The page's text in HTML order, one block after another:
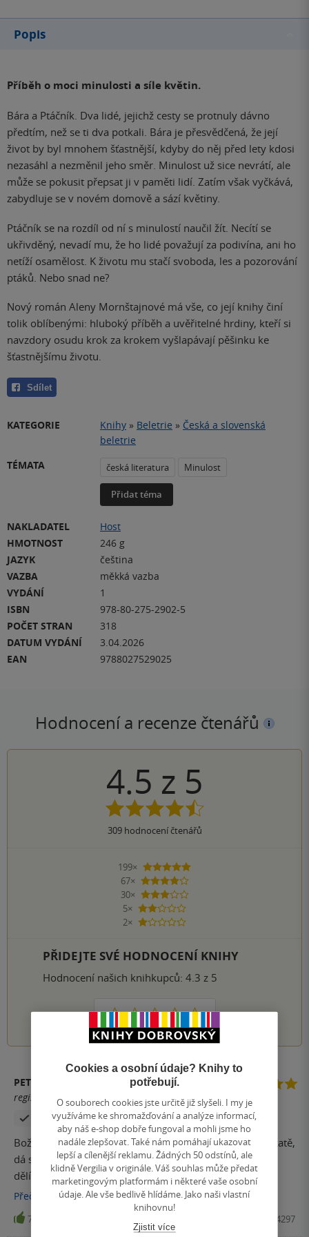
Popis
Příběh o moci minulosti a síle květin.
Bára a Ptáčník. Dva lidé, jejichž cesty se protnuly dávno
předtím, než se ti dva potkali. Bára je přesvědčená, že její
život by byl mnohem šťastnější, kdyby do něj před lety kdosi
nezasáhl a nezměnil jeho směr. Minulost už sice nevrátí, ale
může se pokusit přepsat ji v paměti lidí. Zatím však vyčkává,
zabydluje se v novém domově a sází květiny.
Ptáčník se na rozdíl od ní s minulostí naučil žít. Necítí se
ukřivděný, nevadí mu, že ho lidé považují za podivína, ani ho
netíží osamělost. K životu mu stačí svoboda, les a pozorování
ptáků. Nebo snad ne?
Nový román Aleny Mornštajnové má vše, co její knihy činí
tolik oblíbenými: hluboký příběh a uvěřitelné hrdiny, kteří si
navzdory osudu krok za krokem vyšlapávají pěšinku ke
šťastnějšímu životu.
Sdílet
KATEGORIE Knihy » Beletrie » Česká a slovenská
beletrie
TÉMATA
česká literatura Minulost
Přidat téma
NAKLADATEL
Host
HMOTNOST
246 g
JAZYK
čeština
VAZBA
měkká vazba
VYDÁNÍ
1
ISBN
978-80-275-2902-5
POČET STRAN
318
DATUM VYDÁNÍ
3.04.2026
EAN
9788027529025
Hodnocení a recenze čtenářů
4.5 z 5
309hodnocení čtenářů
199×
5 hvězdiček
67×
4 hvězdičky
30×
3 hvězdičky
5×
2 hvězdičky
2×
1 hvezdička
PŘIDEJTE SVÉ HODNOCENÍ KNIHY
Hodnocení našich knihkupců: 4.3 z 5
1 2 3 4 5
PETRA PRŮŠOVÁ
registrovaný uživatel
Zakoupil produkt
Bože můj, jak to ta Mornštajnová jenom dělá??? V podstatě,
dá se říct, že u průměrně životem znudeneho člověka
dělíme časová období na dvě fáze: před a po nové
Mornštajnové. Fáze po Mornštajnové trvá tak den a půl a
pak dva roky čekání...
Přečíst více
72 Kniha, Host, 2025, 9788027524297
Cookies a osobní údaje? Knihy to
potřebují.
O souborech cookies jste určitě již slyšeli. I my je
využíváme ke shromažďování a analýze informací,
aby náš e-shop dobře fungoval a mohli jsme ho
nadále zlepšovat. Také nám pomáhají ukazovat
lepší a cílenější reklamu. Žádných 50 odstínů, ale
klidně Vergilia v originále. Váš souhlas může předat
marketingovým platformám i některé vaše osobní
údaje. Ale vše bedlivě hlídáme. Jako naši vlastní
knihovnu!
Zjistit více